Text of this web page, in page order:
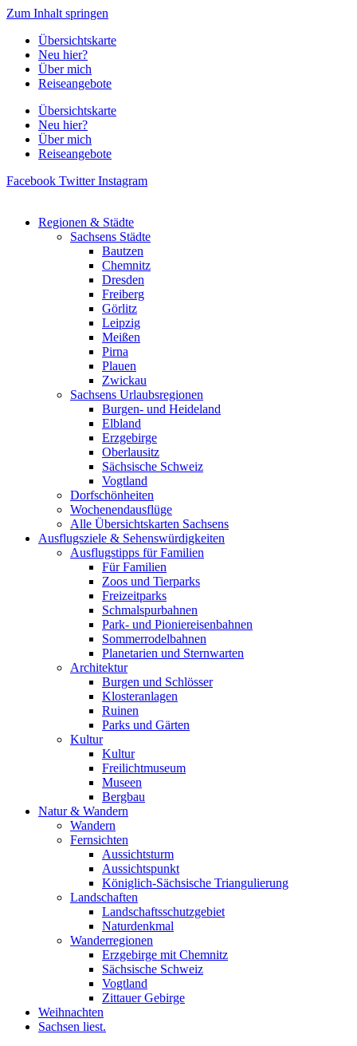
Zum Inhalt springen
Übersichtskarte
Neu hier?
Über mich
Reiseangebote
Übersichtskarte
Neu hier?
Über mich
Reiseangebote
Facebook Twitter Instagram
Regionen & Städte
Sachsens Städte
Bautzen
Chemnitz
Dresden
Freiberg
Görlitz
Leipzig
Meißen
Pirna
Plauen
Zwickau
Sachsens Urlaubsregionen
Burgen- und Heideland
Elbland
Erzgebirge
Oberlausitz
Sächsische Schweiz
Vogtland
Dorfschönheiten
Wochenendausflüge
Alle Übersichtskarten Sachsens
Ausflugsziele & Sehenswürdigkeiten
Ausflugstipps für Familien
Für Familien
Zoos und Tierparks
Freizeitparks
Schmalspurbahnen
Park- und Pioniereisenbahnen
Sommerrodelbahnen
Planetarien und Sternwarten
Architektur
Burgen und Schlösser
Klosteranlagen
Ruinen
Parks und Gärten
Kultur
Kultur
Freilichtmuseum
Museen
Bergbau
Natur & Wandern
Wandern
Fernsichten
Aussichtsturm
Aussichtspunkt
Königlich-Sächsische Triangulierung
Landschaften
Landschaftsschutzgebiet
Naturdenkmal
Wanderregionen
Erzgebirge mit Chemnitz
Sächsische Schweiz
Vogtland
Zittauer Gebirge
Weihnachten
Sachsen liest.